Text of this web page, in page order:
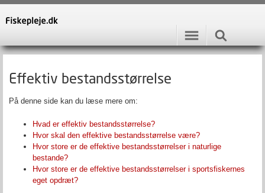
Effektiv bestandsstørrelse
På denne side kan du læse mere om:
Hvad er effektiv bestandsstørrelse?
Hvor skal den effektive bestandsstørrelse være?
Hvor store er de effektive bestandsstørrelser i naturlige
bestande?
Hvor store er de effektive bestandsstørrelser i sportsfiskernes
eget opdræt?